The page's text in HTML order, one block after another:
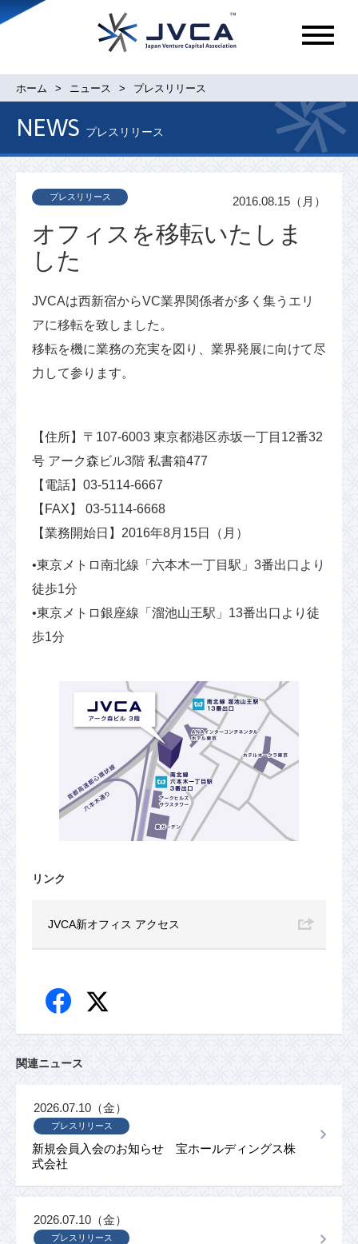
メ
ュ
ホーム ニュース プレスリリース
NEWS プレスリリース
オフィスを移転いたしま
した
プレスリリース 2016.08.15（月）
JVCAは西新宿からVC業界関係者が多く集うエリ
アに移転を致しました。
移転を機に業務の充実を図り、業界発展に向けて尽
力して参ります。
【住所】〒107-6003 東京都港区赤坂一丁目12番32
号 アーク森ビル3階 私書箱477
【電話】03-5114-6667
【FAX】 03-5114-6668
【業務開始日】2016年8月15日（月）
•東京メトロ南北線「六本木一丁目駅」3番出口より
徒歩1分
•東京メトロ銀座線「溜池山王駅」13番出口より徒
歩1分
リンク
JVCA新オフィス アクセス
関連ニュース
新規会員入会のお知らせ 宝ホールディングス株
式会社
プレスリリース
2026.07.10（金）
プレスリリース
2026.07.10（金）